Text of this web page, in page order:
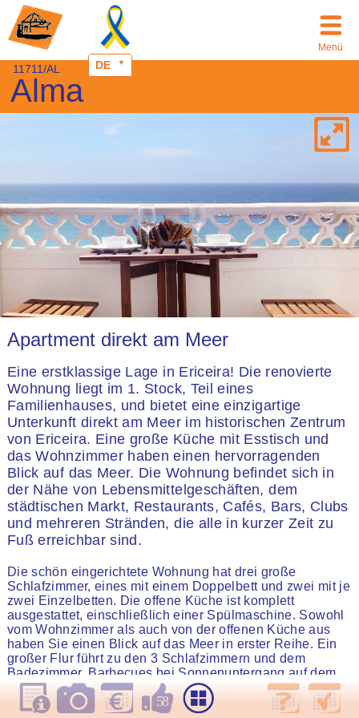
DE
11711/AL
Alma
Apartment direkt am Meer
Eine erstklassige Lage in Ericeira! Die renovierte
Wohnung liegt im 1. Stock, Teil eines
Familienhauses, und bietet eine einzigartige
Unterkunft direkt am Meer im historischen Zentrum
von Ericeira. Eine große Küche mit Esstisch und
das Wohnzimmer haben einen hervorragenden
Blick auf das Meer. Die Wohnung befindet sich in
der Nähe von Lebensmittelgeschäften, dem
städtischen Markt, Restaurants, Cafés, Bars, Clubs
und mehreren Stränden, die alle in kurzer Zeit zu
Fuß erreichbar sind.
Die schön eingerichtete Wohnung hat drei große
Schlafzimmer, eines mit einem Doppelbett und zwei mit je
zwei Einzelbetten. Die offene Küche ist komplett
ausgestattet, einschließlich einer Spülmaschine. Sowohl
vom Wohnzimmer als auch von der offenen Küche aus
haben Sie einen Blick auf das Meer in erster Reihe. Ein
großer Flur führt zu den 3 Schlafzimmern und dem
Badezimmer. Barbecues bei Sonnenuntergang auf dem
Balkon am Meer runden dieses herrliche Heim ab.
Bewertung
58
Menü